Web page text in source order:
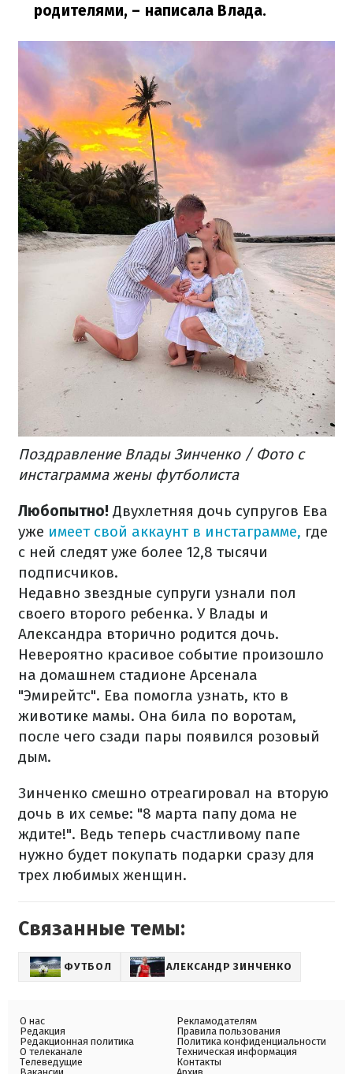
родителями, – написала Влада.
Поздравление Влады Зинченко / Фото с
инстаграмма жены футболиста
Любопытно! Двухлетняя дочь супругов Ева
уже имеет свой аккаунт в инстаграмме, где
с ней следят уже более 12,8 тысячи
подписчиков.
Недавно звездные супруги узнали пол
своего второго ребенка. У Влады и
Александра вторично родится дочь.
Невероятно красивое событие произошло
на домашнем стадионе Арсенала
"Эмирейтс". Ева помогла узнать, кто в
животике мамы. Она била по воротам,
после чего сзади пары появился розовый
дым.
Зинченко смешно отреагировал на вторую
дочь в их семье: "8 марта папу дома не
ждите!". Ведь теперь счастливому папе
нужно будет покупать подарки сразу для
трех любимых женщин.
Связанные темы:
ФУТБОЛ АЛЕКСАНДР ЗИНЧЕНКО
О нас
Редакция
Редакционная политика
О телеканале
Телеведущие
Рекламодателям
Правила пользования
Политика конфиденциальности
Техническая информация
Контакты